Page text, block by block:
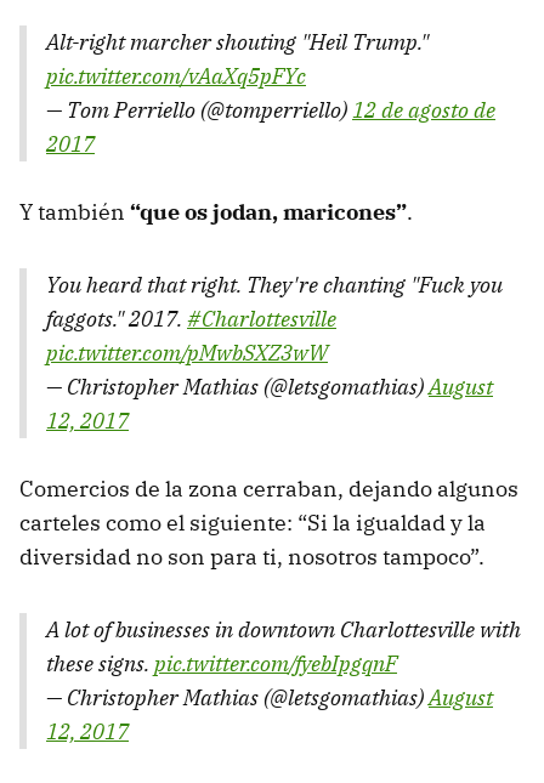
Alt-right marcher shouting "Heil Trump."
pic.twitter.com/vAaXq5pFYc
— Tom Perriello (@tomperriello)12 de agosto de
2017
Y también “que os jodan, maricones”.
You heard that right. They're chanting "Fuck you
faggots." 2017. #Charlottesville
pic.twitter.com/pMwbSXZ3wW
— Christopher Mathias (@letsgomathias)August
12, 2017
Comercios de la zona cerraban, dejando algunos
carteles como el siguiente: “Si la igualdad y la
diversidad no son para ti, nosotros tampoco”.
A lot of businesses in downtown Charlottesville with
these signs. pic.twitter.com/fyebIpgqnF
— Christopher Mathias (@letsgomathias)August
12, 2017